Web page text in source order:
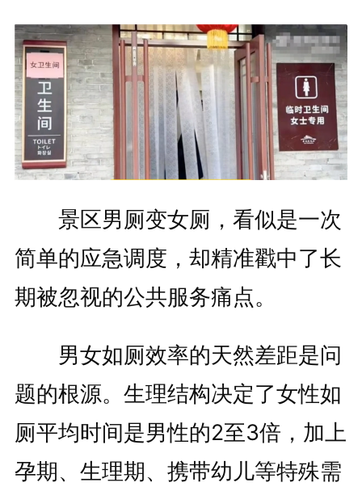
景区男厕变女厕，看似是一次
简单的应急调度，却精准戳中了长
期被忽视的公共服务痛点。
男女如厕效率的天然差距是问
题的根源。生理结构决定了女性如
厕平均时间是男性的2至3倍，加上
孕期、生理期、携带幼儿等特殊需